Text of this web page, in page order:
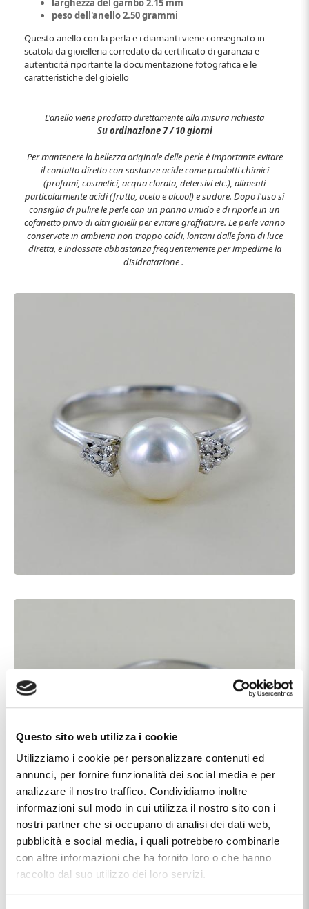
Questo sito web utilizza i cookie
Utilizziamo i cookie per personalizzare contenuti ed
annunci, per fornire funzionalità dei social media e per
analizzare il nostro traffico. Condividiamo inoltre
informazioni sul modo in cui utilizza il nostro sito con i
nostri partner che si occupano di analisi dei dati web,
pubblicità e social media, i quali potrebbero combinarle
con altre informazioni che ha fornito loro o che hanno
raccolto dal suo utilizzo dei loro servizi.
larghezza del gambo 2.15 mm
peso dell'anello 2.50 grammi
Questo anello con la perla e i diamanti viene consegnato in
scatola da gioielleria corredato da certificato di garanzia e
autenticità riportante la documentazione fotografica e le
caratteristiche del gioiello
L'anello viene prodotto direttamente alla misura richiesta
Su ordinazione 7 / 10 giorni
Per mantenere la bellezza originale delle perle è importante evitare
il contatto diretto con sostanze acide come prodotti chimici
(profumi, cosmetici, acqua clorata, detersivi etc.), alimenti
particolarmente acidi (frutta, aceto e alcool) e sudore. Dopo l'uso si
consiglia di pulire le perle con un panno umido e di riporle in un
cofanetto privo di altri gioielli per evitare graffiature. Le perle vanno
conservate in ambienti non troppo caldi, lontani dalle fonti di luce
diretta, e indossate abbastanza frequentemente per impedirne la
disidratazione .